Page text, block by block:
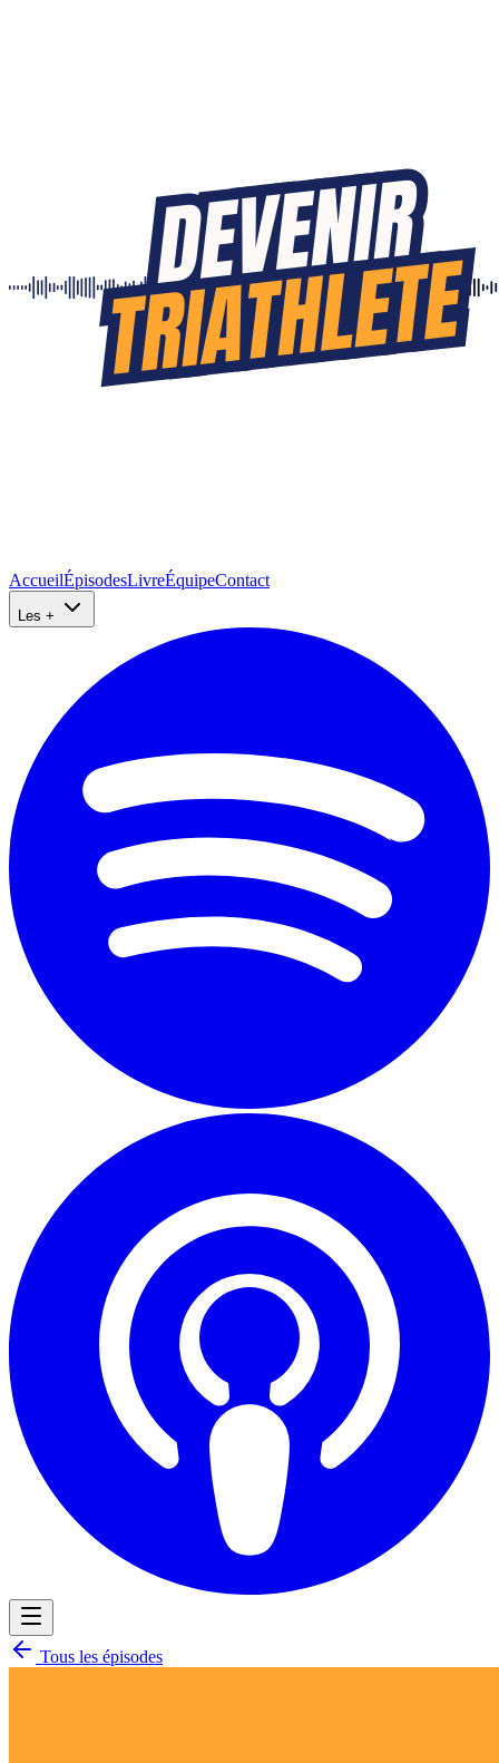
AccueilÉpisodesLivreÉquipeContact
Les +
Tous les épisodes